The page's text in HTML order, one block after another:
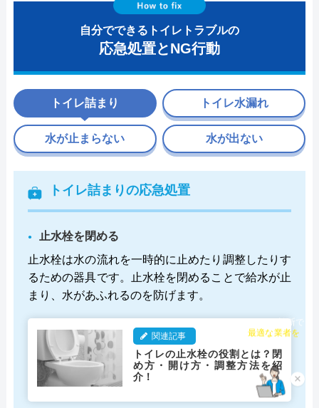
自分でできるトイレトラブルの
応急処置とNG行動
トイレ詰まり
トイレ詰まりの応急処置
止水栓を閉める
止水栓は水の流れを一時的に止めたり調整したりす
るための器具です。止水栓を閉めることで給水が止
まり、水があふれるのを防げます。
関連記事
トイレの止水栓の役割とは？閉
め方・開け方・調整方法を紹
介！
トイレ水漏れ
水が止まらない 水が出ない
×
チャット診断で
最適な業者を
ご提案